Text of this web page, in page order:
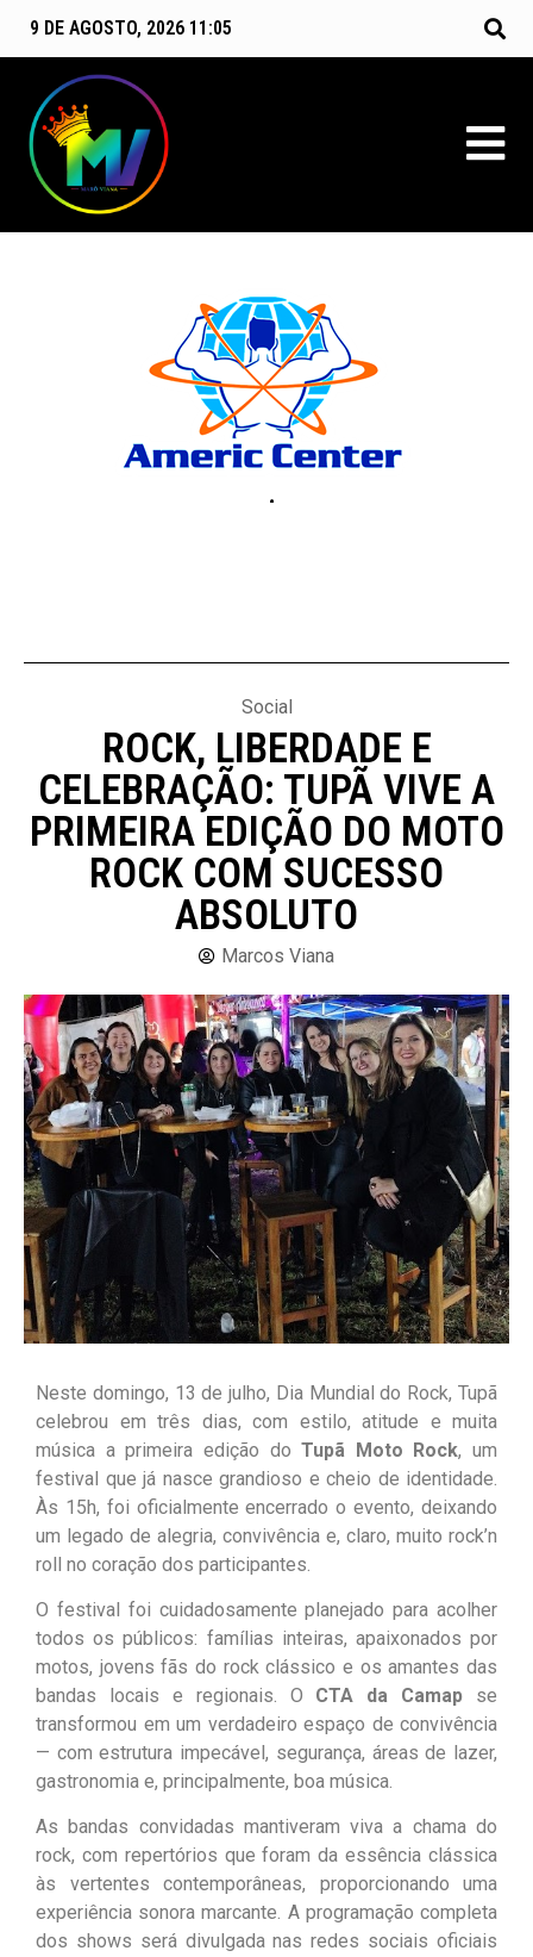
9 DE AGOSTO, 2026 11:05
Social
ROCK, LIBERDADE E
CELEBRAÇÃO: TUPÃ VIVE A
PRIMEIRA EDIÇÃO DO MOTO
ROCK COM SUCESSO
ABSOLUTO
Marcos Viana
Neste domingo, 13 de julho, Dia Mundial do Rock, Tupã
celebrou em três dias, com estilo, atitude e muita
música a primeira edição doTupã Moto Rock, um
festival que já nasce grandioso e cheio de identidade.
Às 15h, foi oficialmente encerrado o evento, deixando
um legado de alegria, convivência e, claro, muito rock’n
roll no coração dos participantes.
O festival foi cuidadosamente planejado para acolher
todos os públicos: famílias inteiras, apaixonados por
motos, jovens fãs do rock clássico e os amantes das
bandas locais e regionais. O CTA da Camap se
transformou em um verdadeiro espaço de convivência
— com estrutura impecável, segurança, áreas de lazer,
gastronomia e, principalmente, boa música.
As bandas convidadas mantiveram viva a chama do
rock, com repertórios que foram da essência clássica
às vertentes contemporâneas, proporcionando uma
experiência sonora marcante. A programação completa
dos shows será divulgada nas redes sociais oficiais